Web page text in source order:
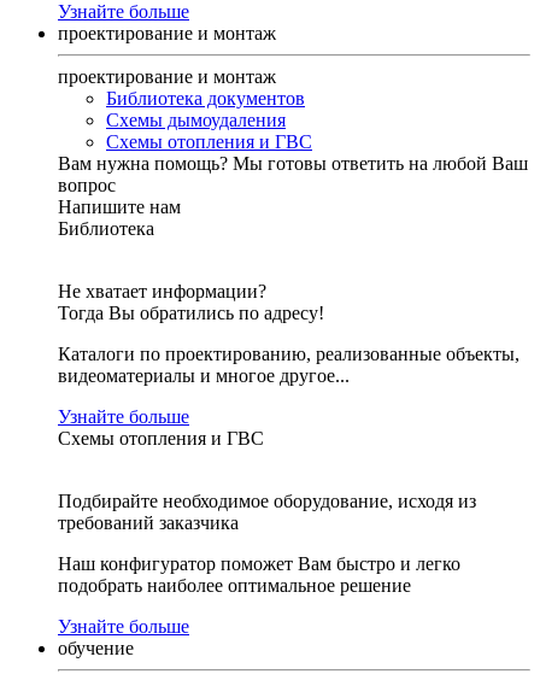
Узнайте больше
проектирование и монтаж
проектирование и монтаж
Библиотека документов
Схемы дымоудаления
Схемы отопления и ГВС
Вам нужна помощь? Мы готовы ответить на любой Ваш
вопрос
Напишите нам
Библиотека
Не хватает информации?
Тогда Вы обратились по адресу!
Каталоги по проектированию, реализованные объекты,
видеоматериалы и многое другое...
Узнайте больше
Схемы отопления и ГВС
Подбирайте необходимое оборудование, исходя из
требований заказчика
Наш конфигуратор поможет Вам быстро и легко
подобрать наиболее оптимальное решение
Узнайте больше
обучение